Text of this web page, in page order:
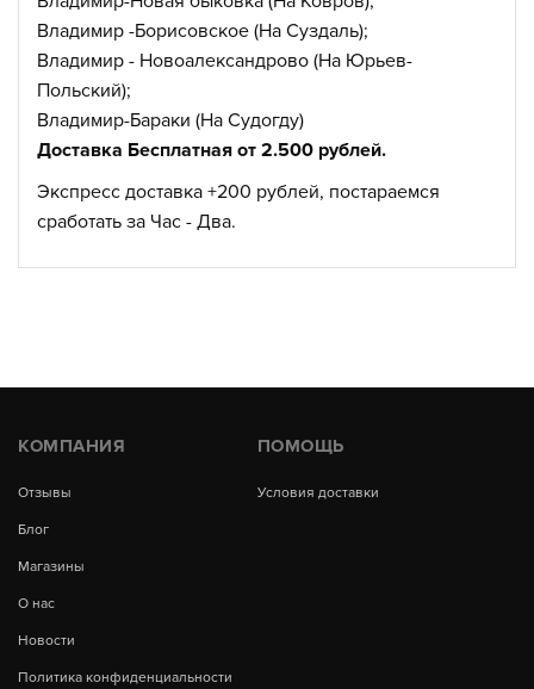
Владимир -Борисовское (На Суздаль);
Владимир - Новоалександрово (На Юрьев-
Польский);
Владимир-Бараки (На Судогду)
Доставка Бесплатная от 2.500 рублей.
Экспресс доставка +200 рублей, постараемся
сработать за Час - Два.
КОМПАНИЯ
Отзывы
Блог
Магазины
О нас
Новости
Политика конфиденциальности
ПОМОЩЬ
Условия доставки